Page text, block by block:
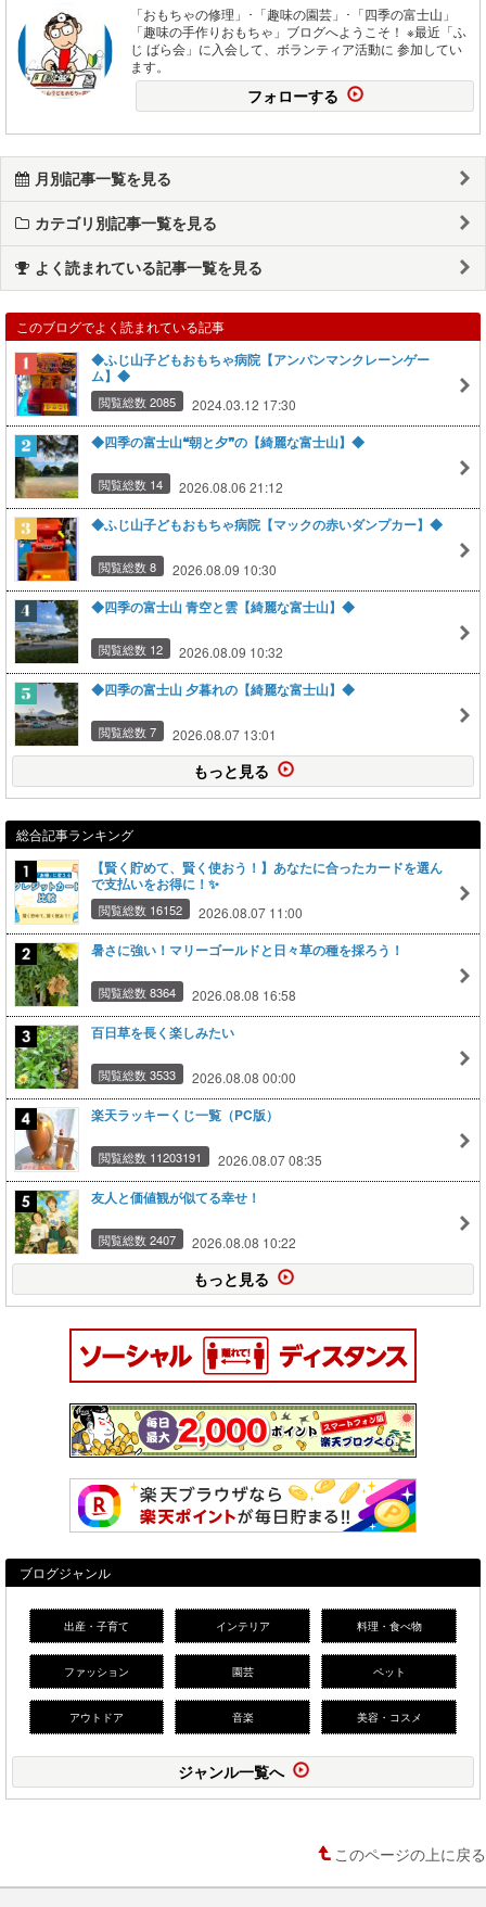
「おもちゃの修理」･「趣味の園芸」･「四季の富士山」
「趣味の手作りおもちゃ」ブログへようこそ！ ※最近「ふ
じ ばら会」に入会して、ボランティア活動に 参加してい
ます。
フォローする
月別記事一覧を見る
カテゴリ別記事一覧を見る
よく読まれている記事一覧を見る
このブログでよく読まれている記事
◆ふじ山子どもおもちゃ病院【アンパンマンクレーンゲー
ム】◆
閲覧総数 2085 2024.03.12 17:30
◆四季の富士山❝朝と夕❞の【綺麗な富士山】◆
閲覧総数 14 2026.08.06 21:12
◆ふじ山子どもおもちゃ病院【マックの赤いダンプカー】◆
閲覧総数 8 2026.08.09 10:30
◆四季の富士山 青空と雲【綺麗な富士山】◆
閲覧総数 12 2026.08.09 10:32
◆四季の富士山 夕暮れの【綺麗な富士山】◆
閲覧総数 7 2026.08.07 13:01
もっと見る
総合記事ランキング
【賢く貯めて、賢く使おう！】あなたに合ったカードを選ん
で支払いをお得に！✨
閲覧総数 16152 2026.08.07 11:00
暑さに強い！マリーゴールドと日々草の種を採ろう！
閲覧総数 8364 2026.08.08 16:58
百日草を長く楽しみたい
閲覧総数 3533 2026.08.08 00:00
楽天ラッキーくじ一覧（PC版）
閲覧総数 11203191 2026.08.07 08:35
友人と価値観が似てる幸せ！
閲覧総数 2407 2026.08.08 10:22
もっと見る
ブログジャンル
出産・子育て インテリア 料理・食べ物
ファッション 園芸 ペット
アウトドア 音楽 美容・コスメ
ジャンル一覧へ
このページの上に戻る